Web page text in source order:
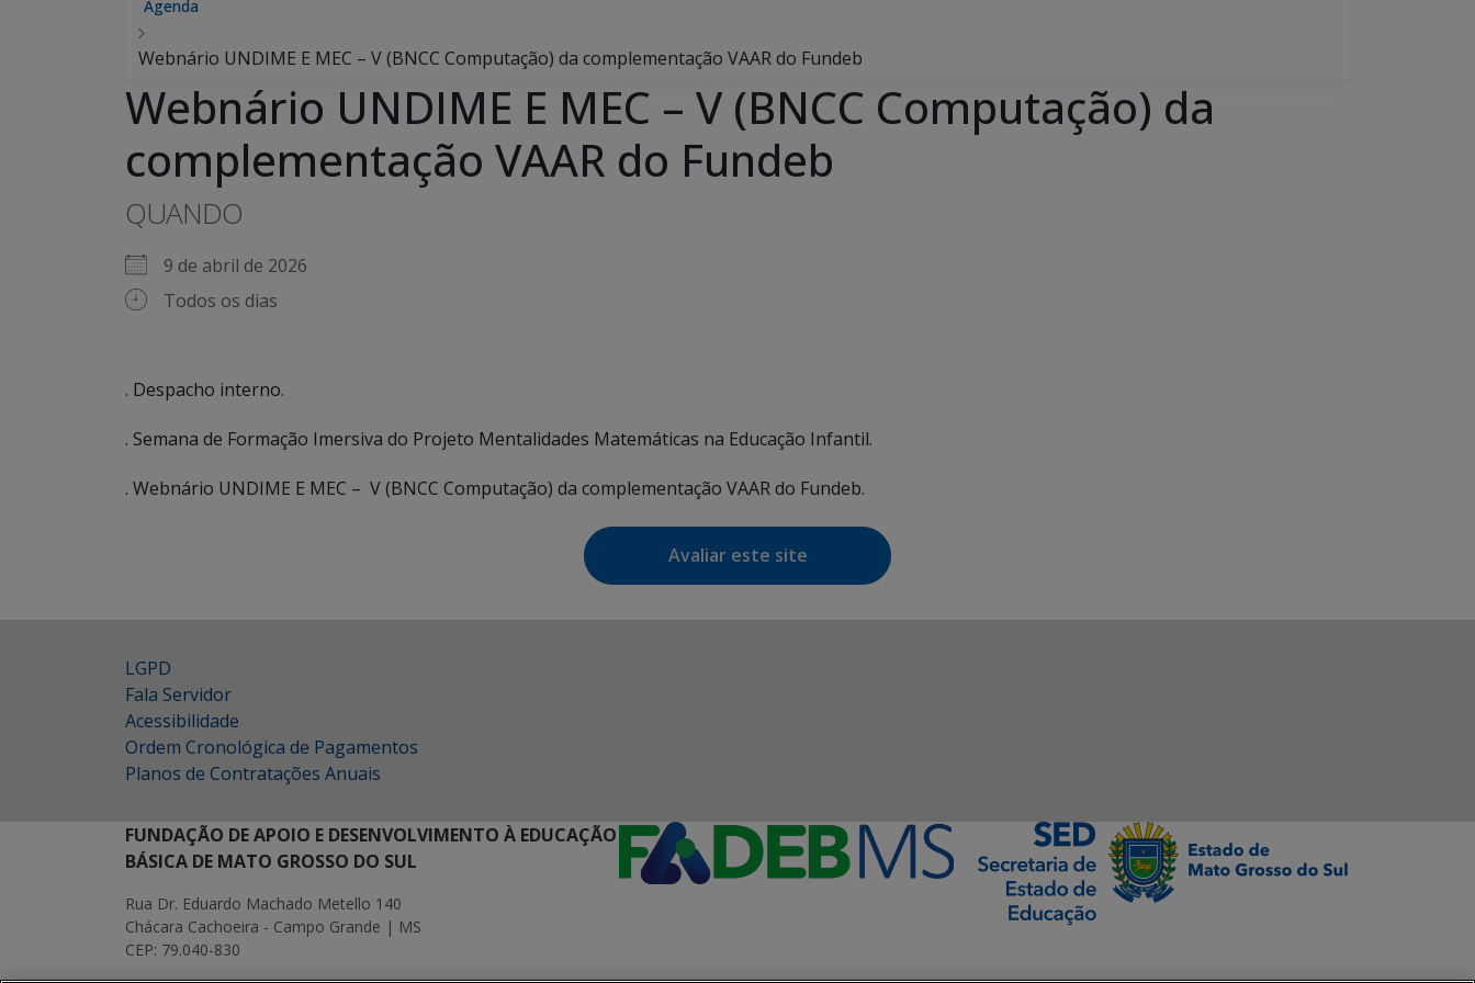
Agenda
Webnário UNDIME E MEC – V (BNCC Computação) da complementação VAAR do Fundeb
Webnário UNDIME E MEC – V (BNCC Computação) da
complementação VAAR do Fundeb
QUANDO
9 de abril de 2026
Todos os dias
. Despacho interno.
. Semana de Formação Imersiva do Projeto Mentalidades Matemáticas na Educação Infantil.
. Webnário UNDIME E MEC – V (BNCC Computação) da complementação VAAR do Fundeb.
Avaliar este site
LGPD
Fala Servidor
Acessibilidade
Ordem Cronológica de Pagamentos
Planos de Contratações Anuais
FUNDAÇÃO DE APOIO E DESENVOLVIMENTO À EDUCAÇÃO
BÁSICA DE MATO GROSSO DO SUL
Rua Dr. Eduardo Machado Metello 140
Chácara Cachoeira - Campo Grande | MS
CEP: 79.040-830